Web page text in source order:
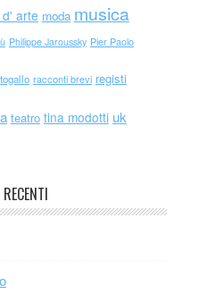
arte moda musica
Philippe Jaroussky Pier Paolo
racconti brevi registi
teatro tina modotti uk